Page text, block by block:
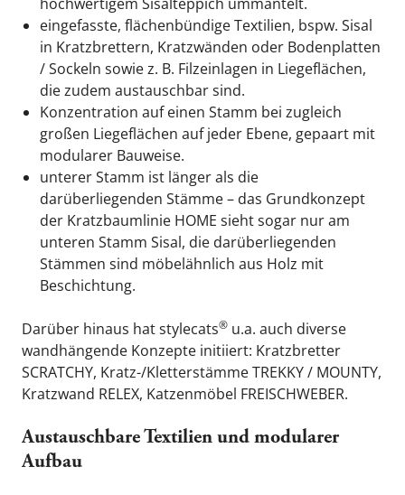
eingefasste, flächenbündige Textilien, bspw. Sisal
in Kratzbrettern, Kratzwänden oder Bodenplatten
/ Sockeln sowie z. B. Filzeinlagen in Liegeflächen,
die zudem austauschbar sind.
Konzentration auf einen Stamm bei zugleich
großen Liegeflächen auf jeder Ebene, gepaart mit
modularer Bauweise.
unterer Stamm ist länger als die
darüberliegenden Stämme – das Grundkonzept
der Kratzbaumlinie HOME sieht sogar nur am
unteren Stamm Sisal, die darüberliegenden
Stämmen sind möbelähnlich aus Holz mit
Beschichtung.
Darüber hinaus hat stylecats® u.a. auch diverse
SCRATCHY, Kratz-/Kletterstämme TREKKY / MOUNTY,
Kratzwand RELEX, Katzenmöbel FREISCHWEBER.
Austauschbare Textilien und modularer
Aufbau